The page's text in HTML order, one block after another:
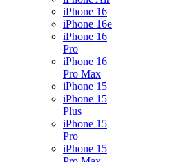
iPhone 16
iPhone 16e
iPhone 16
Pro
iPhone 16
Pro Max
iPhone 15
iPhone 15
Plus
iPhone 15
Pro
iPhone 15